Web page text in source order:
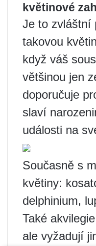
květinové
Je to zvláštní
takovou
když váš
většinou jen
doporučuje
slaví
události na
Současně s
květiny:
delphinium,
Také
ale vyžadují